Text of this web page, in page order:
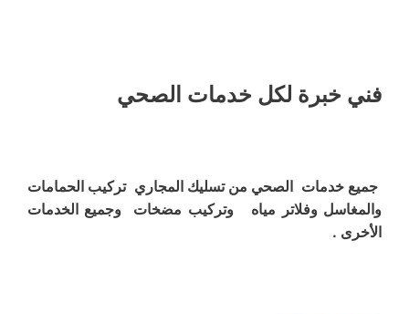
فني خبرة لكل خدمات الصحي
جميع خدمات الصحي من تسليك المجاري تركيب الحمامات
والمغاسل وفلاتر مياه وتركيب مضخات وجميع الخدمات
الأخرى .